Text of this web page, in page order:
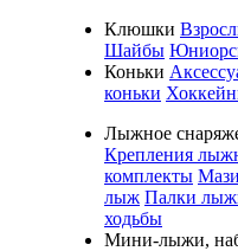
Клюшки
Шайбы
Коньки
коньки
Лыжное
Крепления
комплекты
лыж Палки
ходьбы
Мини-лыжи,